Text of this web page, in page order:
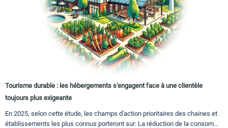
Tourisme durable : les hébergements s'engagent face à une clientèle
toujours plus exigeante
En 2025, selon cette étude, les champs d'action prioritaires des chaines et
établissements les plus connus porteront sur: La réduction de la consom...